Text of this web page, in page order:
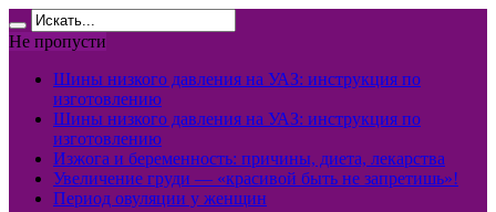
Не пропусти
Шины низкого давления на УАЗ: инструкция по
изготовлению
Шины низкого давления на УАЗ: инструкция по
изготовлению
Изжога и беременность: причины, диета, лекарства
Увеличение груди — «красивой быть не запретишь»!
Период овуляции у женщин